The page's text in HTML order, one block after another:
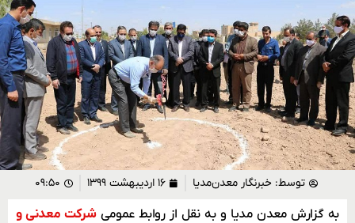
توسط: خبرنگار معدن‌مدیا ۱۶ اردیبهشت ۱۳۹۹ ۰۹:۵۰
به گزارش معدن مدیا و به نقل از روابط عمومیشرکت معدنی و